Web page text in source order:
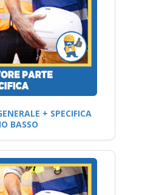
+ SPECIFICA
BASSO